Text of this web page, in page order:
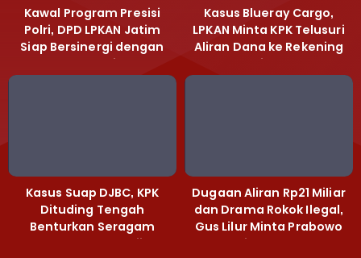
Kawal Program Presisi
Polri, DPD LPKAN Jatim
Siap Bersinergi dengan
Polda Jatim
Kasus Blueray Cargo,
LPKAN Minta KPK Telusuri
Aliran Dana ke Rekening
Heri Black
Kasus Suap DJBC, KPK
Dituding Tengah
Benturkan Seragam
Cokelat dengan Hijau
Dugaan Aliran Rp21 Miliar
dan Drama Rokok Ilegal,
Gus Lilur Minta Prabowo
Bertindak Tegas